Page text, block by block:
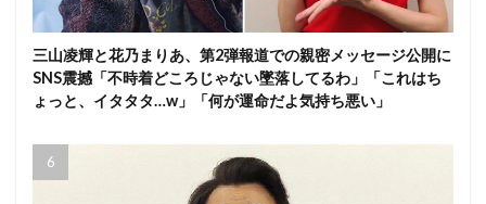
三山凌輝と花乃まりあ、第2弾報道での親密メッセージ公開に
SNS震撼「不時着どころじゃない墜落してるわ」「これはち
ょっと、イタタタ…w」「何が運命だよ気持ち悪い」